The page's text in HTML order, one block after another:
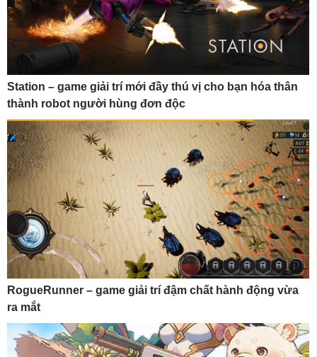
Station – game giải trí mới đầy thú vị cho bạn hóa thân
thành robot người hùng đơn độc
RogueRunner – game giải trí đậm chất hành động vừa
ra mắt